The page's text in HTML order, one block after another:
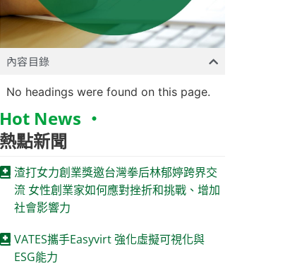
內容目錄
No headings were found on this page.
Hot News ‧
熱點新聞
渣打女力創業獎邀台灣拳后林郁婷跨界交
流 女性創業家如何應對挫折和挑戰、增加
社會影響力
VATES攜手Easyvirt 強化虛擬可視化與
ESG能力